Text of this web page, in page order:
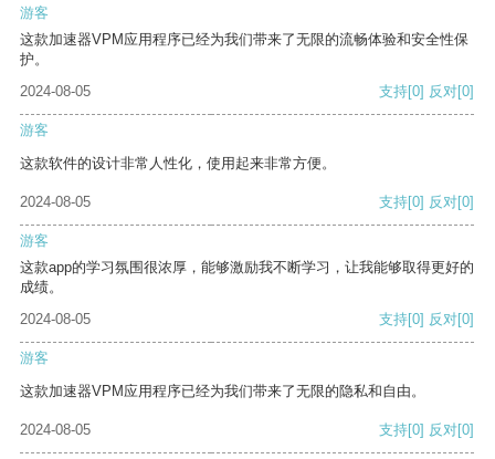
游客
这款加速器VPM应用程序已经为我们带来了无限的流畅体验和安全性保
护。
2024-08-05
支持[0] 反对[0]
游客
这款软件的设计非常人性化，使用起来非常方便。
2024-08-05 支持[0] 反对[0]
游客
这款app的学习氛围很浓厚，能够激励我不断学习，让我能够取得更好的
成绩。
2024-08-05
支持[0] 反对[0]
游客
这款加速器VPM应用程序已经为我们带来了无限的隐私和自由。
2024-08-05 支持[0] 反对[0]